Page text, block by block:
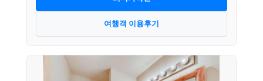
여행객 이용후기